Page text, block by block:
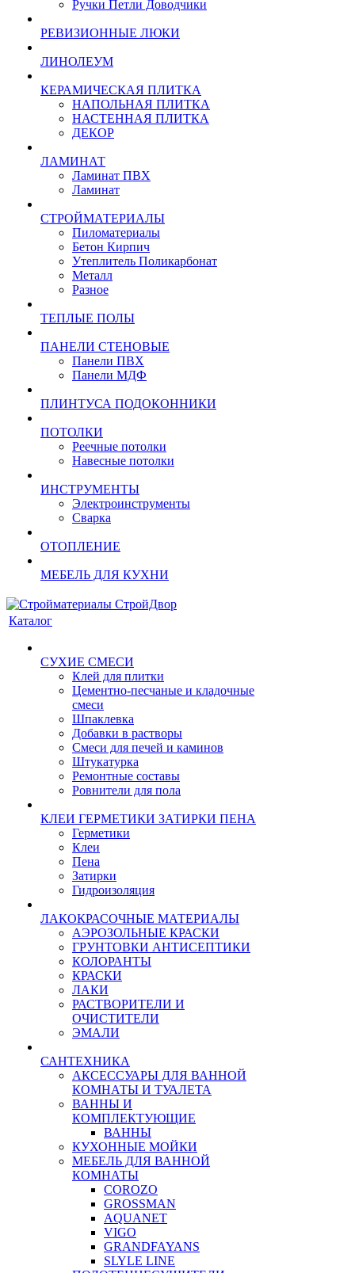
Ручки Петли Доводчики
РЕВИЗИОННЫЕ ЛЮКИ
ЛИНОЛЕУМ
КЕРАМИЧЕСКАЯ ПЛИТКА
НАПОЛЬНАЯ ПЛИТКА
НАСТЕННАЯ ПЛИТКА
ДЕКОР
ЛАМИНАТ
Ламинат ПВХ
Ламинат
СТРОЙМАТЕРИАЛЫ
Пиломатериалы
Бетон Кирпич
Утеплитель Поликарбонат
Металл
Разное
ТЕПЛЫЕ ПОЛЫ
ПАНЕЛИ СТЕНОВЫЕ
Панели ПВХ
Панели МДФ
ПЛИНТУСА ПОДОКОННИКИ
ПОТОЛКИ
Реечные потолки
Навесные потолки
ИНСТРУМЕНТЫ
Электроинструменты
Сварка
ОТОПЛЕНИЕ
МЕБЕЛЬ ДЛЯ КУХНИ
Каталог
СУХИЕ СМЕСИ
Клей для плитки
Цементно-песчаные и кладочные
смеси
Шпаклевка
Добавки в растворы
Смеси для печей и каминов
Штукатурка
Ремонтные составы
Ровнители для пола
КЛЕИ ГЕРМЕТИКИ ЗАТИРКИ ПЕНА
Герметики
Клеи
Пена
Затирки
Гидроизоляция
ЛАКОКРАСОЧНЫЕ МАТЕРИАЛЫ
АЭРОЗОЛЬНЫЕ КРАСКИ
ГРУНТОВКИ АНТИСЕПТИКИ
КОЛОРАНТЫ
КРАСКИ
ЛАКИ
РАСТВОРИТЕЛИ И
ОЧИСТИТЕЛИ
ЭМАЛИ
САНТЕХНИКА
АКСЕССУАРЫ ДЛЯ ВАННОЙ
КОМНАТЫ И ТУАЛЕТА
ВАННЫ И
КОМПЛЕКТУЮЩИЕ
ВАННЫ
КУХОННЫЕ МОЙКИ
МЕБЕЛЬ ДЛЯ ВАННОЙ
КОМНАТЫ
COROZO
GROSSMAN
AQUANET
VIGO
GRANDFAYANS
SLYLE LINE